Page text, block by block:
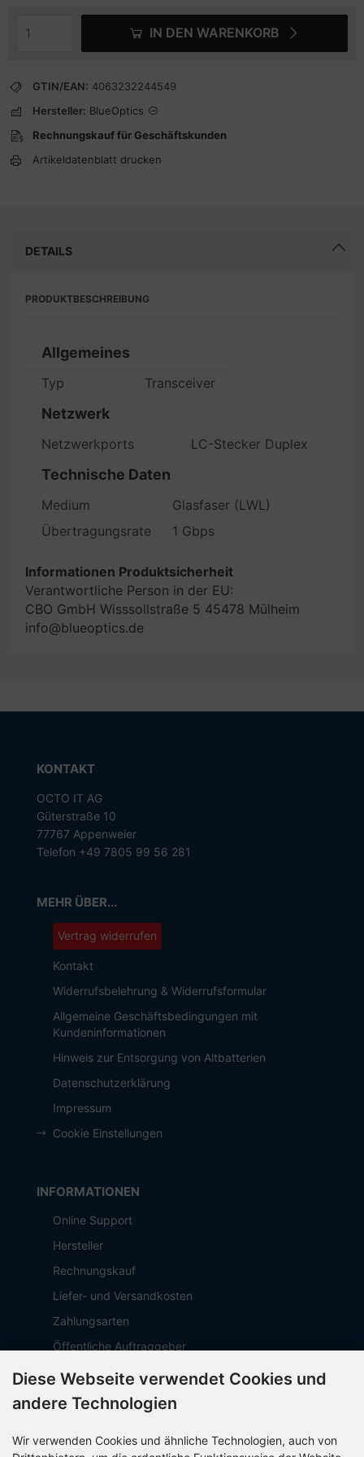
IN DEN WARENKORB
GTIN/EAN: 4063232244549
Hersteller: BlueOptics
Rechnungskauf für Geschäftskunden
Artikeldatenblatt drucken
DETAILS
PRODUKTBESCHREIBUNG
Allgemeines
Typ Transceiver
Netzwerk
Netzwerkports LC-Stecker Duplex
Technische Daten
Medium
Glasfaser (LWL)
Übertragungsrate
1 Gbps
Informationen Produktsicherheit
Verantwortliche Person in der EU:
CBO GmbH Wisssollstraße 5 45478 Mülheim
info@blueoptics.de
KONTAKT
OCTO IT AG
Güterstraße 10
77767 Appenweier
Telefon +49 7805 99 56 281
MEHR ÜBER...
Vertrag widerrufen
Kontakt
Widerrufsbelehrung & Widerrufsformular
Allgemeine Geschäftsbedingungen mit
Kundeninformationen
Hinweis zur Entsorgung von Altbatterien
Datenschutzerklärung
Impressum
Cookie Einstellungen
INFORMATIONEN
Online Support
Hersteller
Rechnungskauf
Liefer- und Versandkosten
Zahlungsarten
Öffentliche Auftraggeber
Geschäftskunden
Beschaffungsplattform
Über OCTO IT
Diese Webseite verwendet Cookies und
andere Technologien
Wir verwenden Cookies und ähnliche Technologien, auch von